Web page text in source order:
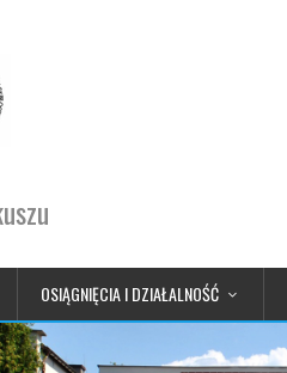
OSIĄGNIĘCIA I DZIAŁALNOŚĆ